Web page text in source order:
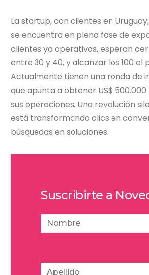
La startup, con clientes en
se encuentra en plena fase de
clientes ya operativos, esperan
entre 30 y 40, y alcanzar los 100 el
Actualmente tienen una ronda de
que apunta a obtener US$
sus operaciones. Una revolución
está transformando clics en
búsquedas en soluciones.
Suscribirte a